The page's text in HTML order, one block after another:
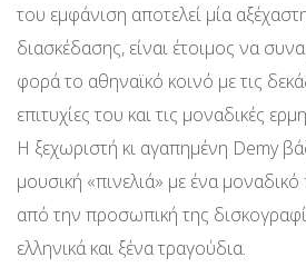
του εμφάνιση αποτελεί μία
διασκέδασης, είναι έτοιμος να
φορά το αθηναϊκό κοινό με τις
επιτυχίες του και τις μοναδικές
Η ξεχωριστή κι αγαπημένη Demy
μουσική «πινελιά» με ένα
από την προσωπική της
ελληνικά και ξένα τραγούδια.